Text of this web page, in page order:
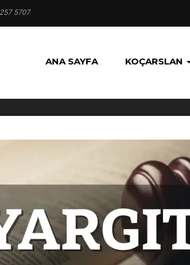
5707
ANA SAYFA KOÇARSLAN